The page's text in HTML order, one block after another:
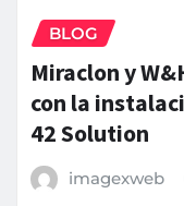
BLOG
Miraclon y
con la
42 Solution
imagexweb